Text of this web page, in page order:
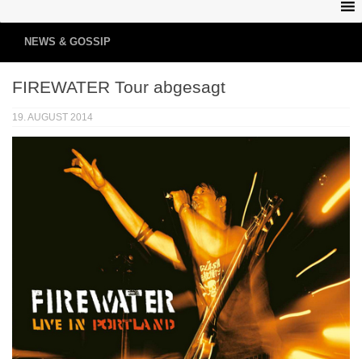
NEWS & GOSSIP
FIREWATER Tour abgesagt
19. AUGUST 2014